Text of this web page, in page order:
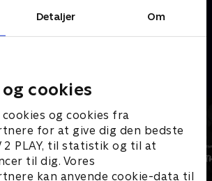
Detaljer Om
cookies
og cookies fra
for at give dig den bedste
2 PLAY, til statistik og til at
til dig. Vores
kan anvende cookie-data til
og modstandere i at lære manden i
Kræver tilkøb
Disney+